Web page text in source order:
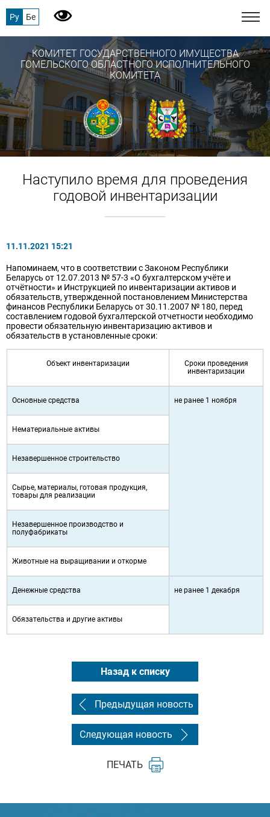
Ру Бе
КОМИТЕТ ГОСУДАРСТВЕННОГО ИМУЩЕСТВА
ГОМЕЛЬСКОГО ОБЛАСТНОГО ИСПОЛНИТЕЛЬНОГО
КОМИТЕТА
Наступило время для проведения
годовой инвентаризации
11.11.2021 15:21
Напоминаем, что в соответствии с Законом Республики
Беларусь от 12.07.2013 № 57-3 «О бухгалтерском учёте и
отчётности» и Инструкцией по инвентаризации активов и
обязательств, утвержденной постановлением Министерства
финансов Республики Беларусь от 30.11.2007 № 180, перед
составлением годовой бухгалтерской отчетности необходимо
провести обязательную инвентаризацию активов и
обязательств в установленные сроки:
Объект инвентаризации
Сроки проведения
инвентаризации
Основные средства не ранее 1 ноября
Нематериальные активы
Незавершенное строительство
Сырье, материалы, готовая продукция,
товары для реализации
Незавершенное производство и
полуфабрикаты
Животные на выращивании и откорме
Денежные средства не ранее 1 декабря
Обязательства и другие активы
Назад к списку
Предыдущая новость
Следующая новость
ПЕЧАТЬ